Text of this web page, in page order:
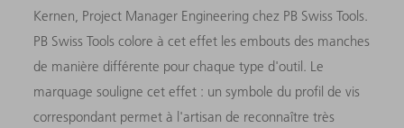
Kernen, Project Manager Engineering chez PB Swiss Tools.
PB Swiss Tools colore à cet effet les embouts des manches
de manière différente pour chaque type d'outil. Le
marquage souligne cet effet : un symbole du profil de vis
correspondant permet à l'artisan de reconnaître très